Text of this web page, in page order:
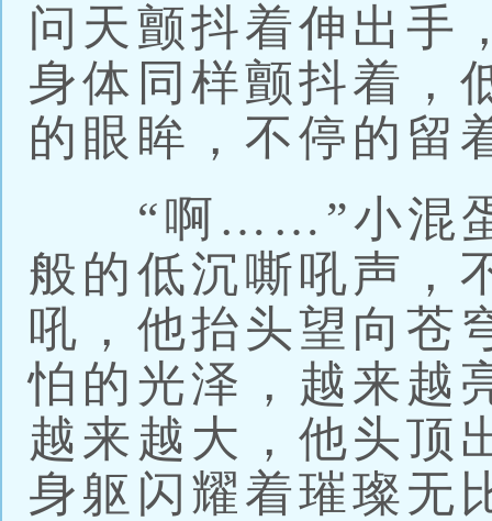
问天颤抖着伸出手
身体同样颤抖着，
的眼眸，不停的留
“啊……”小混蛋
般的低沉嘶吼声，
吼，他抬头望向苍
怕的光泽，越来越
越来越大，他头顶
身躯闪耀着璀璨无